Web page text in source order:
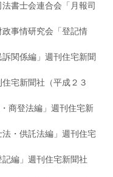
書士会連合会「月報司
事情研究会「登記情
関係編」週刊住宅新聞
宅新聞社（平成２３
商登法編」週刊住宅新
・供託法編」週刊住宅
編」週刊住宅新聞社